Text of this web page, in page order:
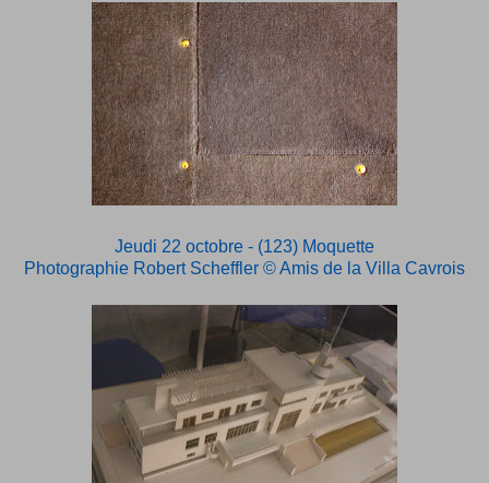
Jeudi 22 octobre - (123) Moquette
Photographie Robert Scheffler © Amis de la Villa Cavrois